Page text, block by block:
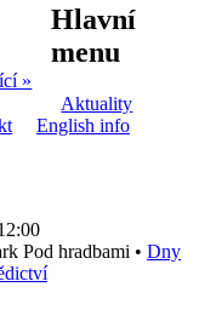
»
Hlavní
menu
Aktuality
English info
Pod hradbami • Dny